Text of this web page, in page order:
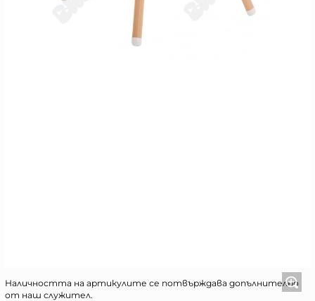
Наличността на артикулите се потвърждава допълнително
от наш служител.